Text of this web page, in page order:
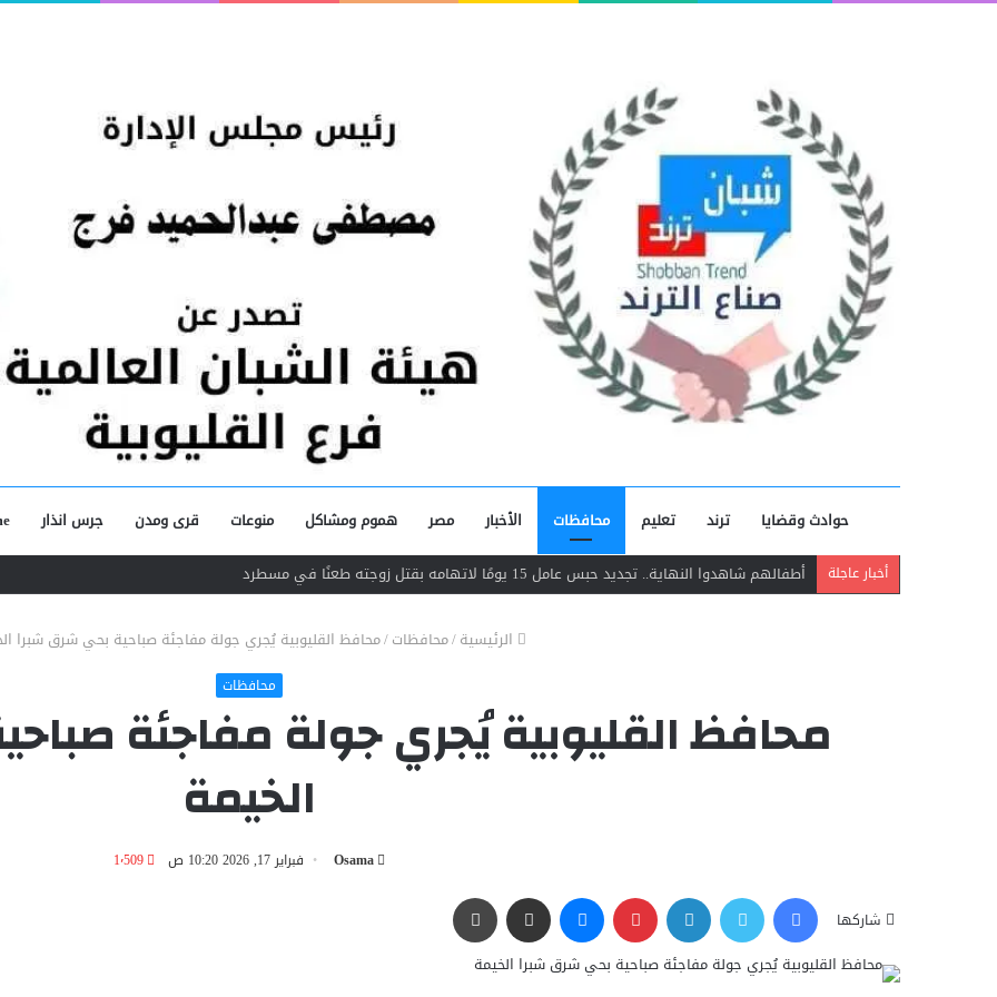
حوادث وقضايا ترند تعليم محافظات الأخبار مصر هموم ومشاكل منوعات قرى ومدن جرس انذار
أخبار عاجلة أطفالهم شاهدوا النهاية.. تجديد حبس عامل 15 يومًا لاتهامه بقتل زوجته طعنًا في مسطرد
الرئيسية/محافظات/محافظ القليوبية يُجري جولة مفاجئة صباحية بحي شرق شبرا
محافظات
محافظ القليوبية يُجري جولة مفاجئة
الخيمة
Osama فبراير 17, 2026 10:20 ص 1٬509
شاركها